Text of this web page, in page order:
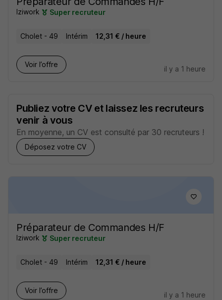
Iziwork Super recruteur
Cholet - 49 Intérim 12,31 € / heure
Voir l’offre
il y a 1 heure
Publiez votre CV et laissez les recruteurs
venir à vous
En moyenne, un CV est consulté par 30 recruteurs !
Déposez votre CV
Préparateur de Commandes H/F
Iziwork Super recruteur
Cholet - 49 Intérim 12,31 € / heure
Voir l’offre
il y a 1 heure